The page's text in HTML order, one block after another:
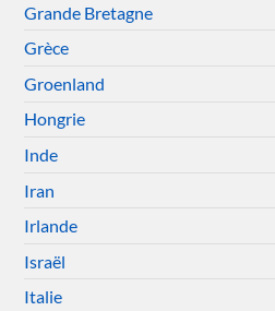
Grande Bretagne
Grèce
Groenland
Hongrie
Inde
Iran
Irlande
Israël
Italie